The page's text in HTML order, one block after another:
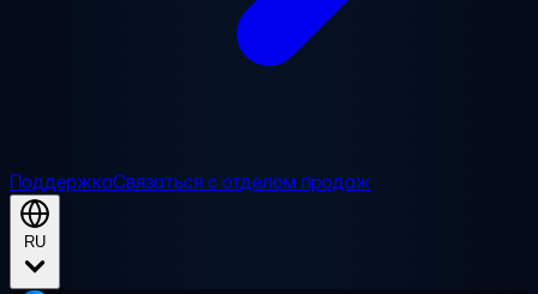
ПоддержкаСвязаться с отделом продаж
RU